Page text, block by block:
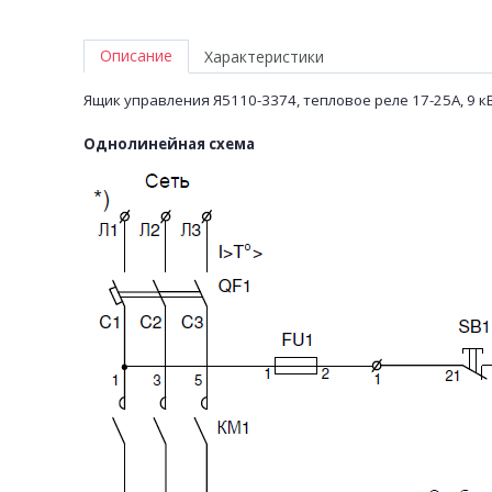
Описание
Ящик управления Я5110-3374, тепловое реле 17-25А, 9
Однолинейная схема
Характеристики